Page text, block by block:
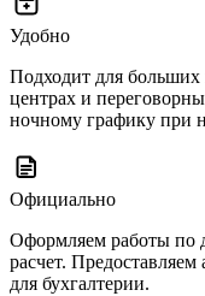
Удобно
Подходит для больших
центрах и
ночному графику при
Официально
Оформляем работы по
расчет.
для бухгалтерии.